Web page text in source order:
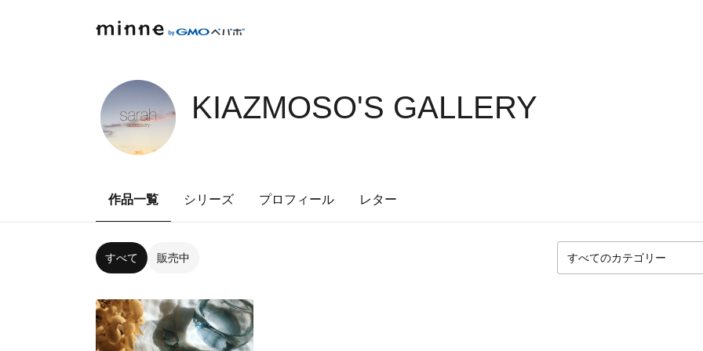
KIAZMOSO'S GALLERY
作品一覧 シリーズ プロフィール レター
すべて 販売中